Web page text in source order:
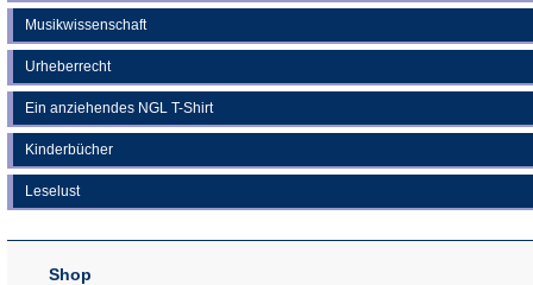
Musikwissenschaft
Urheberrecht
Ein anziehendes NGL T-Shirt
Kinderbücher
Leselust
Shop